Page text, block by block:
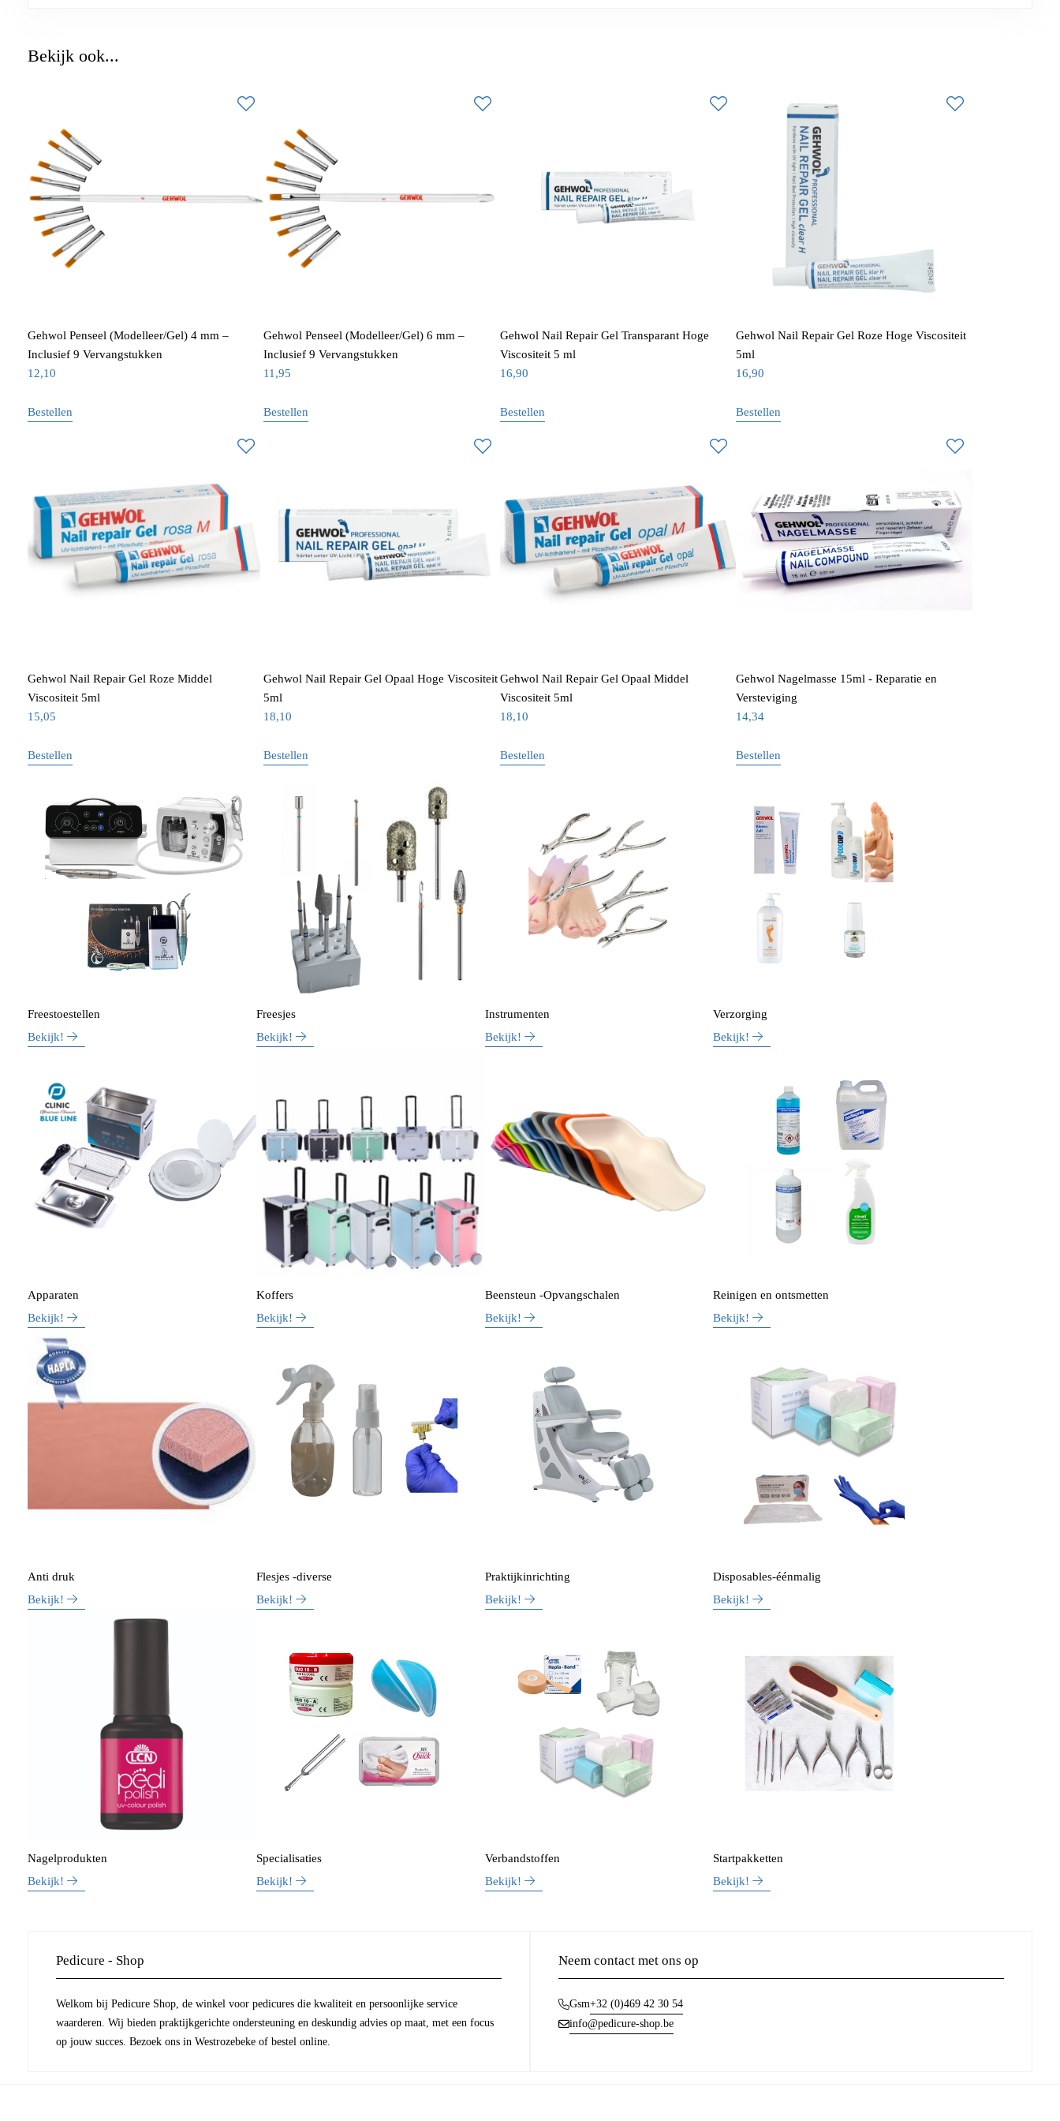
Bekijk ook...
Gehwol Penseel (Modelleer/Gel) 4 mm –
Inclusief 9 Vervangstukken
12,10
Bestellen
Gehwol Penseel (Modelleer/Gel) 6 mm –
Inclusief 9 Vervangstukken
11,95
Bestellen
Gehwol Nail Repair Gel Transparant Hoge
Viscositeit 5 ml
16,90
Bestellen
Gehwol Nail Repair Gel Roze Hoge Viscositeit
5ml
16,90
Bestellen
Gehwol Nail Repair Gel Roze Middel
Viscositeit 5ml
15,05
Bestellen
Gehwol Nail Repair Gel Opaal Hoge Viscositeit
5ml
18,10
Bestellen
Gehwol Nail Repair Gel Opaal Middel
Viscositeit 5ml
18,10
Bestellen
Gehwol Nagelmasse 15ml - Reparatie en
Versteviging
14,34
Bestellen
Freestoestellen
Bekijk!
Freesjes
Bekijk!
Instrumenten
Bekijk!
Verzorging
Bekijk!
Apparaten
Bekijk!
Koffers
Bekijk!
Beensteun -Opvangschalen
Bekijk!
Reinigen en ontsmetten
Bekijk!
Anti druk
Bekijk!
Flesjes -diverse
Bekijk!
Praktijkinrichting
Bekijk!
Disposables-éénmalig
Bekijk!
Nagelprodukten
Bekijk!
Specialisaties
Bekijk!
Verbandstoffen
Bekijk!
Startpakketten
Bekijk!
Pedicure - Shop
Welkom bij Pedicure Shop, de winkel voor pedicures die kwaliteit en persoonlijke service
waarderen. Wij bieden praktijkgerichte ondersteuning en deskundig advies op maat, met een focus
op jouw succes. Bezoek ons in Westrozebeke of bestel online.
Neem contact met ons op
Gsm+32 (0)469 42 30 54
info@pedicure-shop.be